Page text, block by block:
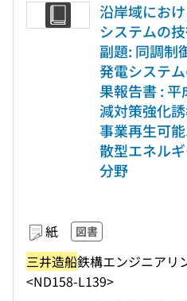
沿岸域にお
システムの
副題: 同調制
発電システ
果報告書 :
減対策強化
事業再生可
散型エネル
分野
紙 図書
三井造船鉄構エンジニアリ
<ND158-L139>